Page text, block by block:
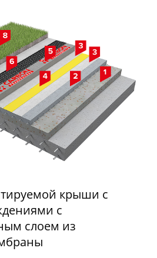
крыши с
с
слоем из